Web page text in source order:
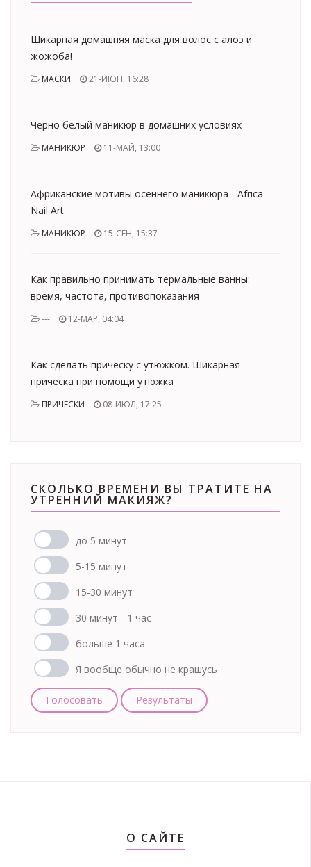
Шикарная домашняя маска для волос с алоэ и
жожоба!
МАСКИ 21-ИЮН, 16:28
Черно белый маникюр в домашних условиях
МАНИКЮР 11-МАЙ, 13:00
Африканские мотивы осеннего маникюра - Africa
Nail Art
МАНИКЮР 15-СЕН, 15:37
Как правильно принимать термальные ванны:
время, частота, противопоказания
--- 12-МАР, 04:04
Как сделать прическу с утюжком. Шикарная
прическа при помощи утюжка
ПРИЧЕСКИ 08-ИЮЛ, 17:25
СКОЛЬКО ВРЕМЕНИ ВЫ ТРАТИТЕ НА
УТРЕННИЙ МАКИЯЖ?
до 5 минут
5-15 минут
15-30 минут
30 минут - 1 час
больше 1 часа
Я вообще обычно не крашусь
Голосовать Результаты
О САЙТЕ